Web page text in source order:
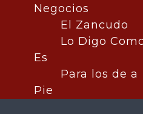
Publicado por:Juan Antonio
|Hermosillo|
21 mayo, 2026
Negocios
El Zancudo
Lo Digo
Es
Para los de a
Pie